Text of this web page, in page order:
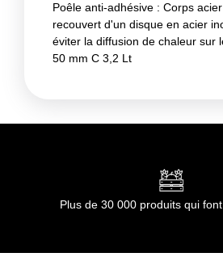
Poêle anti-adhésive : Corps
recouvert d'un disque en acier
éviter la diffusion de chaleur sur
50 mm C 3,2 Lt
Plus de 30 000 produits qui